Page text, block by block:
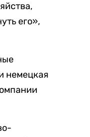
его»,
немецкая